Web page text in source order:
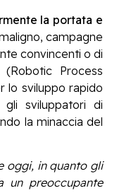
la portata e
campagne
convincenti o di
Process
lo sviluppo rapido
sviluppatori di
la minaccia del
oggi, in quanto gli
un preoccupante